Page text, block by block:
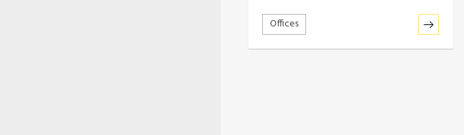
Offices